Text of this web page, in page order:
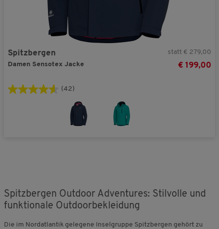
Spitzbergen
Damen Sensotex Jacke
statt € 279,00
€ 199,00
(42)
Spitzbergen Outdoor Adventures: Stilvolle und
funktionale Outdoorbekleidung
Die im Nordatlantik gelegene Inselgruppe Spitzbergen gehört zu